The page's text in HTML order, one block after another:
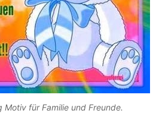
Motiv für Familie und Freunde.